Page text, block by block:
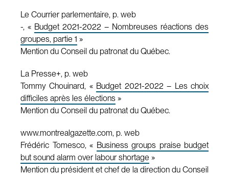
Le Courrier parlementaire, p. web
-, « Budget 2021-2022 – Nombreuses réactions des
groupes, partie 1 »
Mention du Conseil du patronat du Québec.
La Presse+, p. web
Tommy Chouinard, « Budget 2021-2022 – Les choix
difficiles après les élections »
Mention du Conseil du patronat du Québec.
www.montrealgazette.com, p. web
Frédéric Tomesco, « Business groups praise budget
but sound alarm over labour shortage »
Mention du président et chef de la direction du Conseil